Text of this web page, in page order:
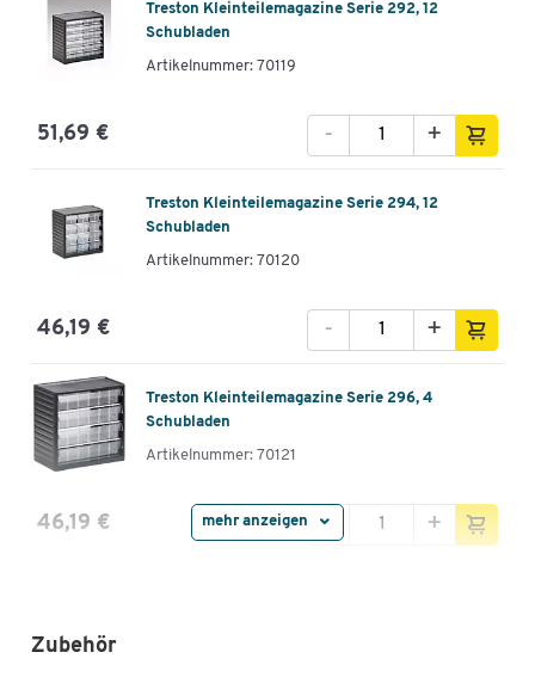
Treston Kleinteilemagazine Serie 292, 12
Schubladen
Artikelnummer: 70119
51,69 € +
-
Treston Kleinteilemagazine Serie 294, 12
Schubladen
Artikelnummer: 70120
46,19 € +
-
Treston Kleinteilemagazine Serie 296, 4
Schubladen
Artikelnummer: 70121
46,19 € +
-
mehr anzeigen
Zubehör